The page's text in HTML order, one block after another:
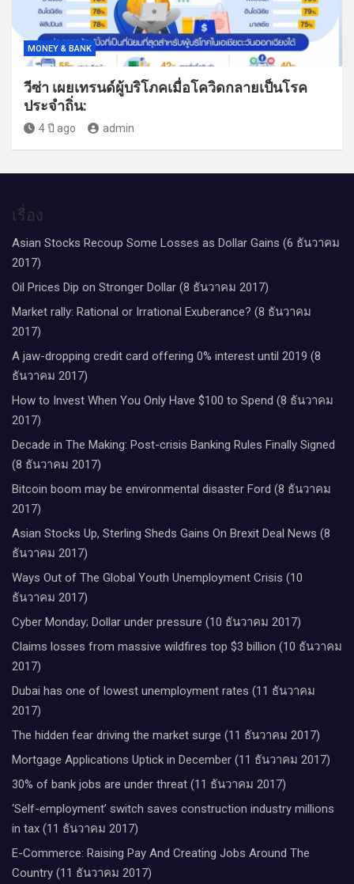
MONEY & BANK
วีซ่า เผยเทรนด์ผู้บริโภคเมื่อโควิดกลายเป็นโรค
ประจำถิ่น:
4 ปี ago admin
เรื่อง
Asian Stocks Recoup Some Losses as Dollar Gains (6 ธันวาคม
2017)
Oil Prices Dip on Stronger Dollar (8 ธันวาคม 2017)
Market rally: Rational or Irrational Exuberance? (8 ธันวาคม
2017)
A jaw-dropping credit card offering 0% interest until 2019 (8
ธันวาคม 2017)
How to Invest When You Only Have $100 to Spend (8 ธันวาคม
2017)
Decade in The Making: Post-crisis Banking Rules Finally Signed
(8 ธันวาคม 2017)
Bitcoin boom may be environmental disaster Ford (8 ธันวาคม
2017)
Asian Stocks Up, Sterling Sheds Gains On Brexit Deal News (8
ธันวาคม 2017)
Ways Out of The Global Youth Unemployment Crisis (10
ธันวาคม 2017)
Cyber Monday; Dollar under pressure (10 ธันวาคม 2017)
Claims losses from massive wildfires top $3 billion (10 ธันวาคม
2017)
Dubai has one of lowest unemployment rates (11 ธันวาคม
2017)
The hidden fear driving the market surge (11 ธันวาคม 2017)
Mortgage Applications Uptick in December (11 ธันวาคม 2017)
30% of bank jobs are under threat (11 ธันวาคม 2017)
‘Self-employment’ switch saves construction industry millions
in tax (11 ธันวาคม 2017)
E-Commerce: Raising Pay And Creating Jobs Around The
Country (11 ธันวาคม 2017)